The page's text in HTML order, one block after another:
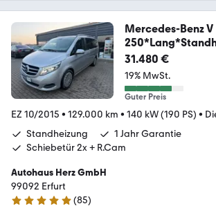
Mercedes-Benz V
e*MwSt*R.Cam
31.480 €
19% MwSt.
Guter Preis
EZ 10/2015 • 129.000 km • 140 kW (190 PS) •
Standheizung
1 Jahr Garantie
Schiebetür 2x + R.Cam
Autohaus Herz GmbH
99092 Erfurt
4.8 Sterne
(85)